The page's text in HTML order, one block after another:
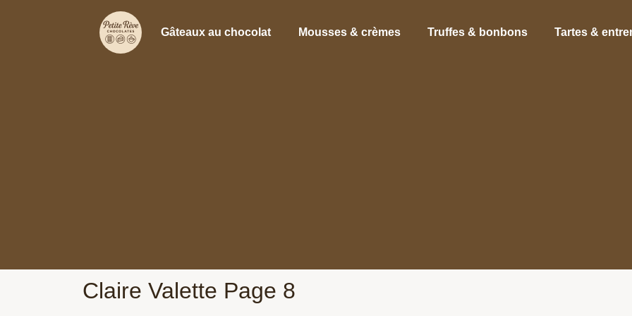
Gâteaux au chocolat Mousses & crèmes Truffes & bonbons Tartes &
Claire Valette Page 8